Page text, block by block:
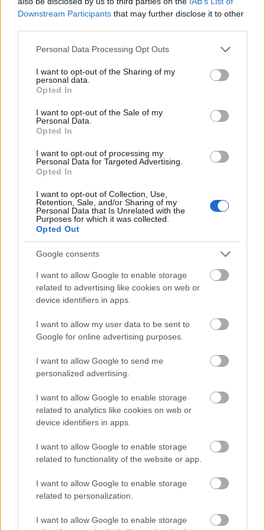
Downstream Participants that may further disclose it to other
Please note that this website/app uses one or more Google
not limited to your visit or usage behaviour. You may click to
grant or deny consent to Google and its third-party tags to
use your data for below specified purposes in below Google
consent section.
Personal Data Processing Opt Outs
I want to opt-out of the Sharing of my
personal data.
Opted In
I want to opt-out of the Sale of my
Personal Data.
Opted In
I want to opt-out of processing my
Personal Data for Targeted Advertising.
Opted In
I want to opt-out of Collection, Use,
Retention, Sale, and/or Sharing of my
Personal Data that Is Unrelated with the
Purposes for which it was collected.
Opted Out
Google consents
I want to allow Google to enable storage
related to advertising like cookies on web or
device identifiers in apps.
I want to allow my user data to be sent to
Google for online advertising purposes.
I want to allow Google to send me
personalized advertising.
I want to allow Google to enable storage
related to analytics like cookies on web or
device identifiers in apps.
I want to allow Google to enable storage
related to functionality of the website or app.
I want to allow Google to enable storage
related to personalization.
I want to allow Google to enable storage
egykori középkori vár ugyan ma már csak rom,
érdemes felvennünk listánkra. Felújítása óta az
Instagramot is elárasztják az erőd fotói, hiszen
új, pallókkal ellátott külseje igazi csemege a
szemnek. A 283 méter magas Várhegy, amin a
innen a vár hétköznapi neve. A gyerekek is
örülnek majd a vár látogatásának, hiszen annak
történelmében olyan nevek hangzana
Visegrádi vár (Fellegvár) - Árak,
nyitvatartás, történet
2023. december 26.
Visegrád legismertebb látnivalója a Fellegvár
vagy más néven a Visegrádi vár. A vár egy
csúcsától, a hegyoldalon végig, egészen a Duna
a történelem során hosszú ideig jelentős
szerepet töltött be a háborúk és hadjáratok
során. Térkép - Hol van a Visegrádi vár? A
Fellegvár Visegrádon található, Budapesttől
nem messzire, így a megközelítése igen
egyszerű az ország bármely részéről.
Érkezhetünk autóval
Máré vára Kisokos - Parkolás, árak,